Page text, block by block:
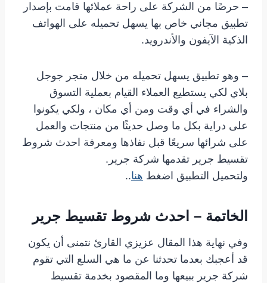
– حرصًا من الشركة على راحة عملائها قامت بإصدار
تطبيق مجاني خاص بها يسهل تحميله على الهواتف
الذكية الآيفون والأندرويد.
– وهو تطبيق يسهل تحميله من خلال متجر جوجل
بلاي لكي يستطيع العملاء القيام بعملية التسوق
والشراء في أي وقت ومن أي مكان ، ولكي يكونوا
على دراية بكل ما وصل حديثًا من منتجات والعمل
على شرائها سريعًا قبل نفاذها ومعرفة احدث شروط
تقسيط جرير تقدمها شركة جرير.
ولتحميل التطبيق اضغط هنا..
الخاتمة – احدث شروط تقسيط جرير
وفي نهاية هذا المقال عزيزي القارئ نتمنى أن يكون
قد أعجبك بعدما تحدثنا عن ما هي السلع التي تقوم
شركة جرير ببيعها وما المقصود بخدمة تقسيط